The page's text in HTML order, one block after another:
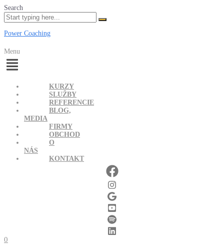
Search
Power Coaching
Menu
KURZY
SLUŽBY
REFERENCIE
BLOG,
MEDIA
FIRMY
OBCHOD
O
NÁS
KONTAKT
0